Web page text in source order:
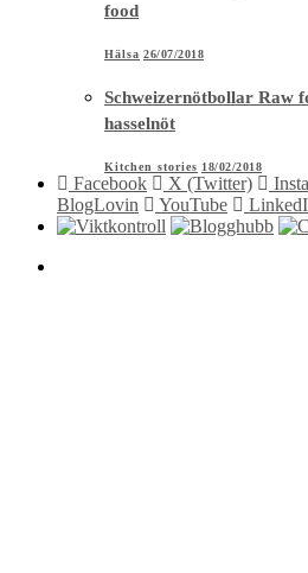
food
Hälsa 26/07/2018
Schweizernötbollar Raw
hasselnöt
Kitchen stories 18/02/2018
Facebook X (Twitter)
BlogLovin
YouTube